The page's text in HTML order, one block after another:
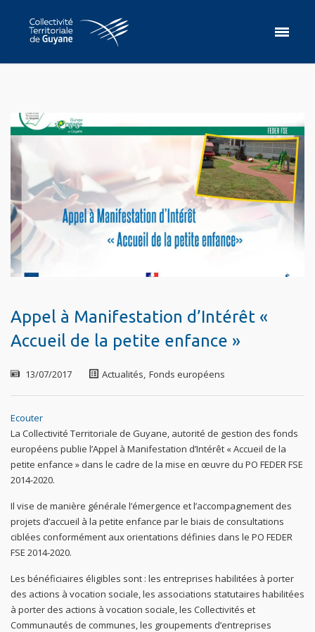
Appel à Manifestation d’Intérêt «
Accueil de la petite enfance »
13/07/2017 Actualités, Fonds européens
Ecouter
La Collectivité Territoriale de Guyane, autorité de gestion des fonds
européens publie l’Appel à Manifestation d’Intérêt « Accueil de la
petite enfance » dans le cadre de la mise en œuvre du PO FEDER FSE
2014-2020.
Il vise de manière générale l’émergence et l’accompagnement des
projets d’accueil à la petite enfance par le biais de consultations
ciblées conformément aux orientations définies dans le PO FEDER
FSE 2014-2020.
Les bénéficiaires éligibles sont : les entreprises habilitées à porter
des actions à vocation sociale, les associations statutaires habilitées
à porter des actions à vocation sociale, les Collectivités et
Communautés de communes, les groupements d’entreprises